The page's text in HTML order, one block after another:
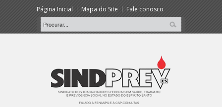
Página Inicial Mapa do Site Fale conosco